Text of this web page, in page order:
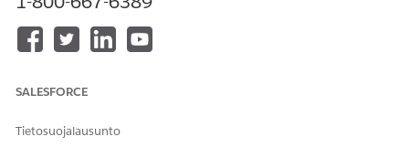
Luo palveluresurssitietue jokaiselle kentän hoitoresurssille.
Field Service käyttää näitä tietueita vierailujen
Luo palvelualueiden tietueita edustamaan alueita, joissa
SALESFORCE
Tietosuojalausunto